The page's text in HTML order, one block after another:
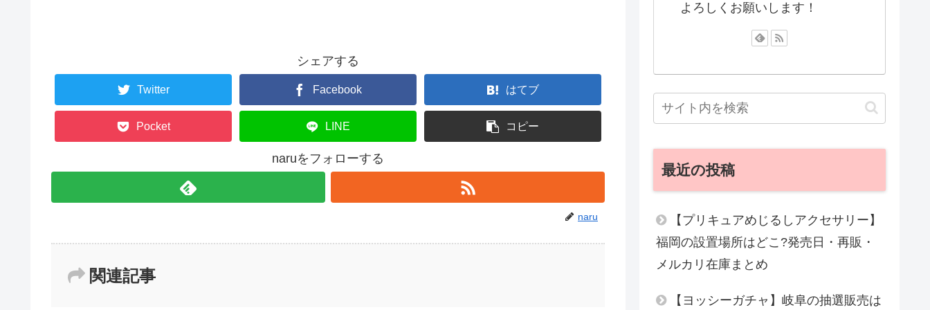
シェアする
Twitter Facebook はてブ
Pocket LINE コピー
naruをフォローする
naru
関連記事
よろしくお願いします！
最近の投稿
【プリキュアめじるしアクセサリー】
福岡の設置場所はどこ?発売日・再販・
メルカリ在庫まとめ
【ヨッシーガチャ】岐阜の抽選販売は